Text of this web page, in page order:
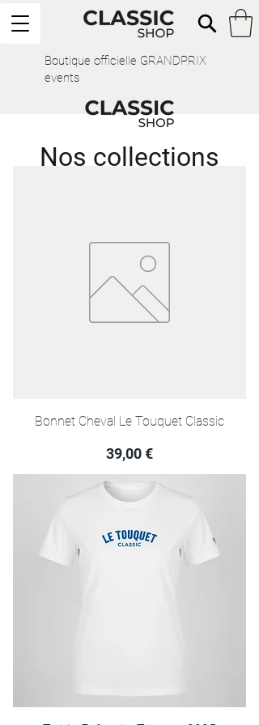
Boutique officielle GRANDPRIX
events
Bonnet Cheval Le Touquet Classic
Prix
39,00 €
Nos collections